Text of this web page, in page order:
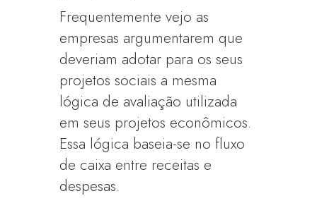
Frequentemente vejo as
empresas argumentarem que
deveriam adotar para os seus
projetos sociais a mesma
lógica de avaliação utilizada
em seus projetos econômicos.
Essa lógica baseia-se no fluxo
de caixa entre receitas e
despesas.